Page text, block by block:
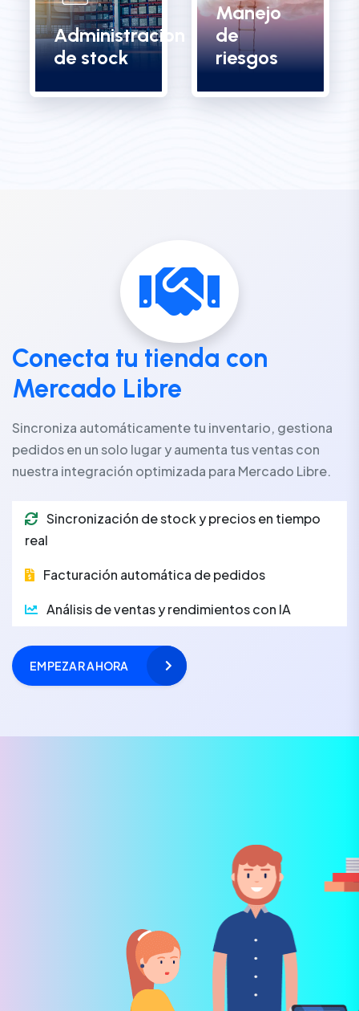
Administracion
de stock
Manejo
de
riesgos
Conecta tu tienda con
Mercado Libre
Sincroniza automáticamente tu inventario, gestiona
pedidos en un solo lugar y aumenta tus ventas con
nuestra integración optimizada para Mercado Libre.
Sincronización de stock y precios en tiempo
real
Facturación automática de pedidos
Análisis de ventas y rendimientos con IA
EMPEZAR AHORA